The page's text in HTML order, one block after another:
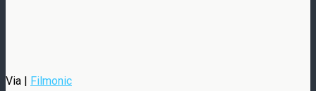
Via | Filmonic